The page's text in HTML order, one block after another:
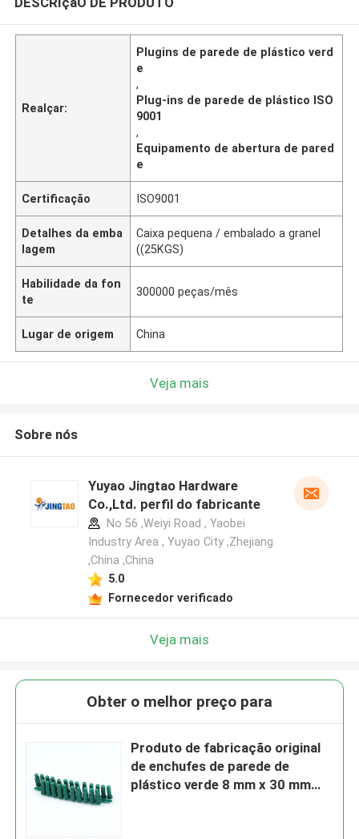
Realçar:
Plugins de parede de plástico verd
e
,
Plug-ins de parede de plástico ISO
9001
,
Equipamento de abertura de pared
e
Certificação ISO9001
Detalhes da emba
lagem
Caixa pequena / embalado a granel
((25KGS)
Habilidade da fon
te
300000 peças/mês
Lugar de origem China
Veja mais
Sobre nós
Yuyao Jingtao Hardware
Co.,Ltd. perfil do fabricante
No 56 ,Weiyi Road , Yaobei
Industry Area , Yuyao City ,Zhejiang
,China ,China
5.0
Fornecedor verificado
Veja mais
Obter o melhor preço para
Produto de fabricação original
de enchufes de parede de
plástico verde 8 mm x 30 mm